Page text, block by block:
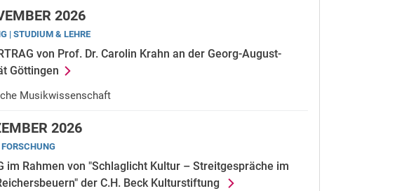
2026
| STUDIUM & LEHRE
von Prof. Dr. Carolin Krahn an der Georg-August-
Göttingen
Musikwissenschaft
2026
im Rahmen von "Schlaglicht Kultur – Streitgespräche im
der C.H. Beck Kulturstiftung